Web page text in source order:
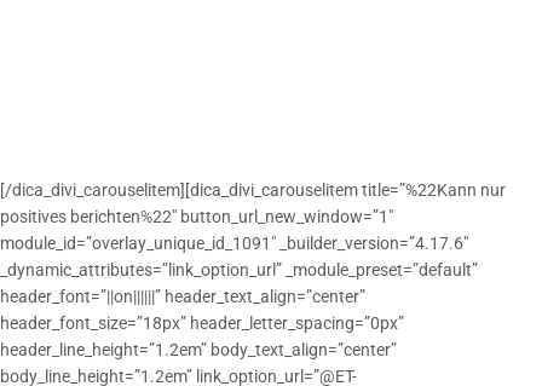
[/dica_divi_carouselitem][dica_divi_carouselitem title=”%22Kann nur
positives berichten%22″ button_url_new_window=”1″
module_id=”overlay_unique_id_1091″ _builder_version=”4.17.6″
_dynamic_attributes=”link_option_url” _module_preset=”default”
header_font=”||on||||||” header_text_align=”center”
header_font_size=”18px” header_letter_spacing=”0px”
header_line_height=”1.2em” body_text_align=”center”
body_line_height=”1.2em” link_option_url=”@ET-